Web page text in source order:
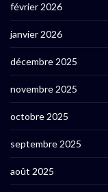
février 2026
janvier 2026
décembre 2025
novembre 2025
octobre 2025
septembre 2025
août 2025